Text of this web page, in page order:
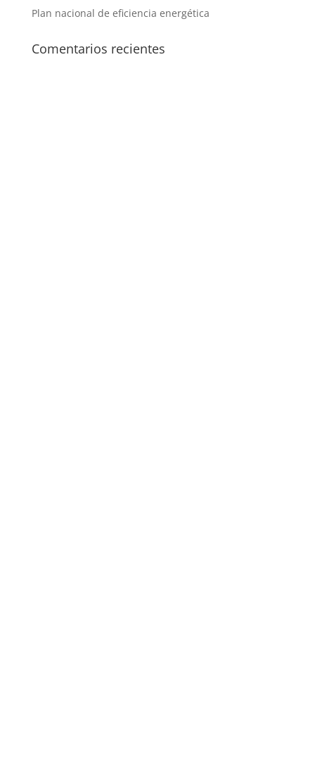
Plan nacional de eficiencia energética
Comentarios recientes